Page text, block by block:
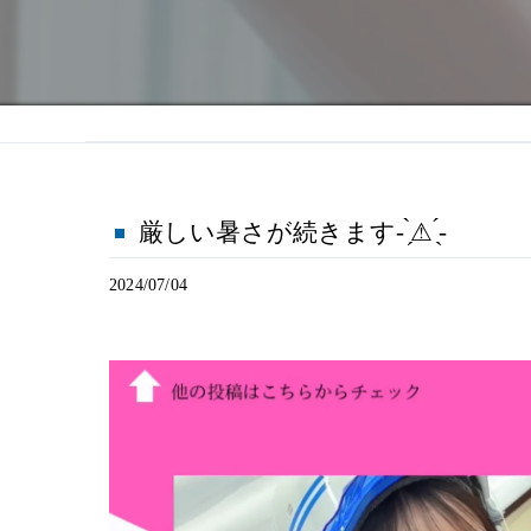
厳しい暑さが続きます- ̗̀⚠︎ ̖́-
2024/07/04